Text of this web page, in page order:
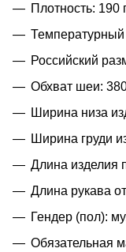
Плотность: 190
Российский
Обхват шеи:
Ширина низа
Ширина груди
Длина изделия
Длина рукава
Гендер (пол):
Обязательная